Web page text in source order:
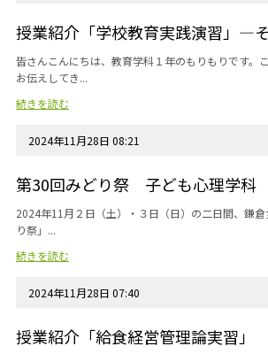
授業紹介「学校教育実践演習」
皆さんこんにちは、教育学科１年のもりもりです。
お伝えしてき...
続きを読む
2024年11月28日 08:21
第30回みどり祭 子ども心理学
2024年11月２日（土）・３日（日）の二日間、鎌
り祭」...
続きを読む
2024年11月28日 07:40
授業紹介「給食経営管理論実習」